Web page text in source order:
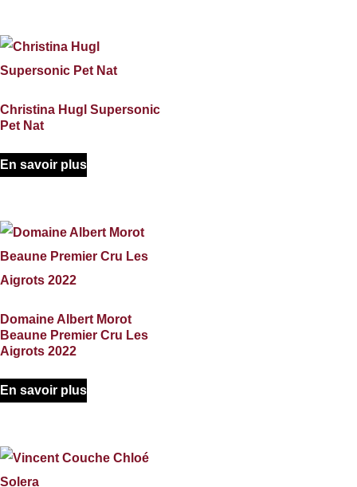
Christina Hugl Supersonic
Pet Nat
En savoir plus
Domaine Albert Morot
Beaune Premier Cru Les
Aigrots 2022
En savoir plus